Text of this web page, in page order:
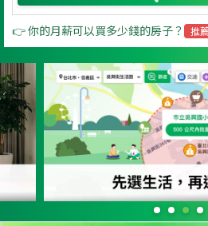
👉 你的月薪可以買多少錢的房子？ 推